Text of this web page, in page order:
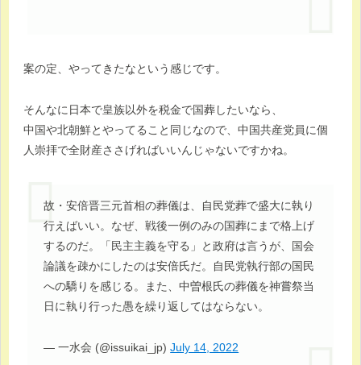
案の定、やってきたなという感じです。
そんなに日本で皇族以外を税金で国葬したいなら、
中国や北朝鮮とやってること同じなので、中国共産党員に個
人崇拝で全財産ささげればいいんじゃないですかね。
故・安倍晋三元首相の葬儀は、自民党葬で盛大に執り
行えばいい。なぜ、戦後一例のみの国葬にまで格上げ
するのだ。「民主主義を守る」と政府は言うが、国会
論議を疎かにしたのは安倍氏だ。自民党執行部の国民
への驕りを感じる。また、中曽根氏の葬儀を神嘗祭当
日に執り行った愚を繰り返してはならない。
— 一水会 (@issuikai_jp)July 14, 2022